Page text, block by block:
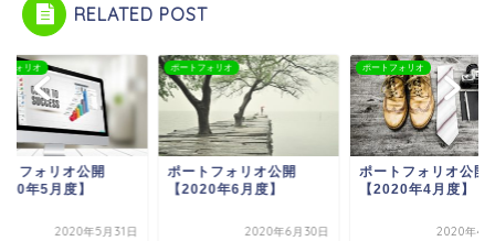
RELATED POST
フォリオ
トフォリオ公開
年5月度】
2020年5月31日
ポートフォリオ
ポートフォリオ公開
【2020年6月度】
2020年6月30日
ポートフォリオ
ポートフォリオ公開
【2020年4月度】
2020年4